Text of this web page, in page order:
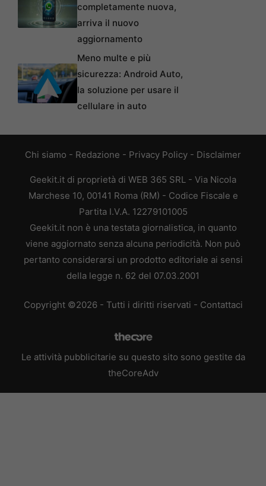
completamente nuova,
arriva il nuovo
aggiornamento
Meno multe e più
sicurezza: Android Auto,
la soluzione per usare il
cellulare in auto
Chi siamo - Redazione - Privacy Policy - Disclaimer
Geekit.it di proprietà di WEB 365 SRL - Via Nicola
Marchese 10, 00141 Roma (RM) - Codice Fiscale e
Partita I.V.A. 12279101005
Geekit.it non è una testata giornalistica, in quanto
viene aggiornato senza alcuna periodicità. Non può
pertanto considerarsi un prodotto editoriale ai sensi
della legge n. 62 del 07.03.2001
Copyright ©2026 - Tutti i diritti riservati - Contattaci
Le attività pubblicitarie su questo sito sono gestite da
theCoreAdv